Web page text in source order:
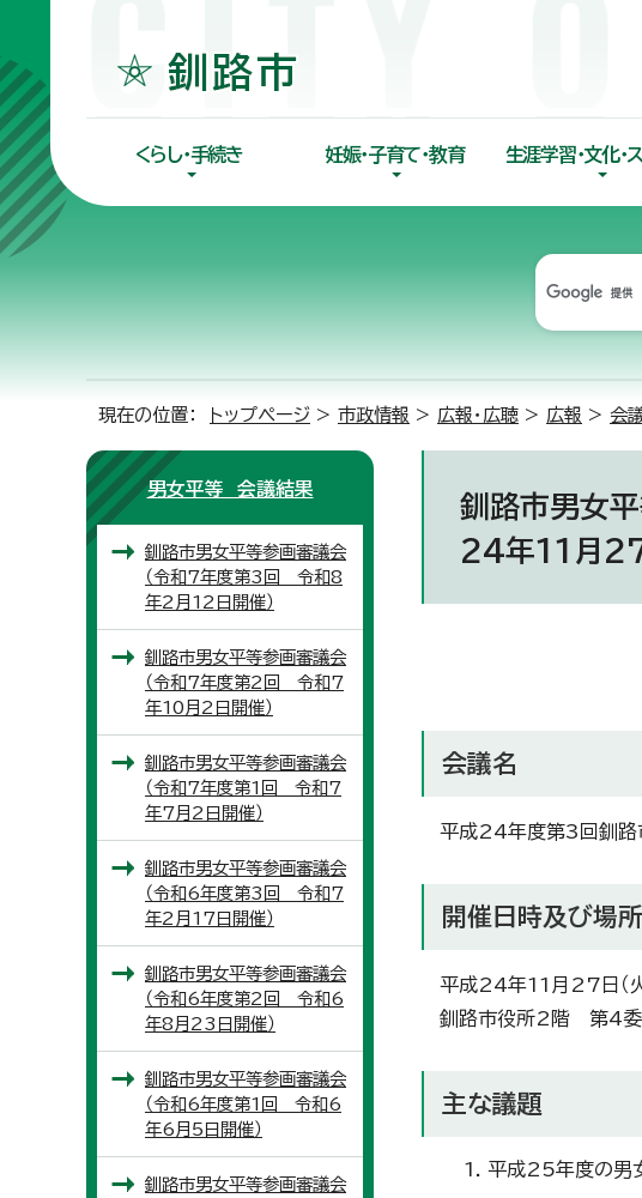
くらし・手続き 妊娠・子育て・教育 生涯学習・文化・
現在の位置： トップページ > 市政情報 > 広報・広聴 > 広報 > 会
釧路市男女
24年11月27
会議名
平成24年度第3回釧路
開催日時及び場所
平成24年11月27日（
釧路市役所2階 第4委
主な議題
平成25年度の男
男女平等 会議結果
釧路市男女平等参画審議会
（令和7年度第3回 令和8
年2月12日開催）
釧路市男女平等参画審議会
（令和7年度第2回 令和7
年10月2日開催）
釧路市男女平等参画審議会
（令和7年度第1回 令和7
年7月2日開催）
釧路市男女平等参画審議会
（令和6年度第3回 令和7
年2月17日開催）
釧路市男女平等参画審議会
（令和6年度第2回 令和6
年8月23日開催）
釧路市男女平等参画審議会
（令和6年度第1回 令和6
年6月5日開催）
釧路市男女平等参画審議会